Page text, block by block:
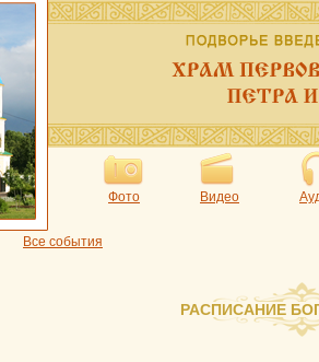
Фото Видео
Все события
РАСПИСАНИЕ